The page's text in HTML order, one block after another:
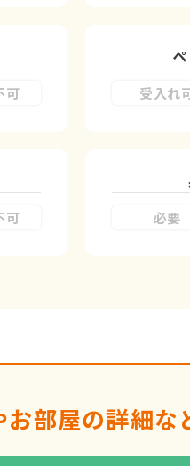
可 受入れ
可 必要
部屋の詳細な